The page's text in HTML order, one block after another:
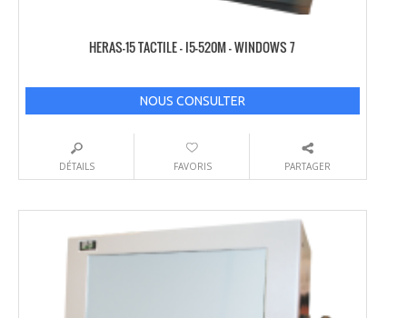
HERAS-15 TACTILE – I5-520M – WINDOWS 7
NOUS CONSULTER
DÉTAILS FAVORIS PARTAGER